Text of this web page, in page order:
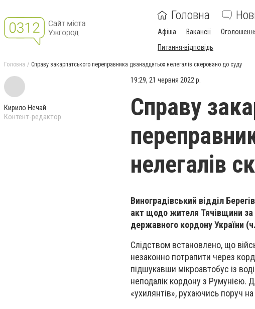
Головна
Афіша Вакансії
Питання-відповідь
Головна Справу закарпатського переправника дванадцятьох нелегалів cкеровано до суду
Кирило Нечай
Контент-редактор
19:29, 21 червня 2022 р.
Справу
нелегалів
Виноградівський відділ
акт щодо жителя Тячівщини за
державного кордону України
Слідством встановлено, що
незаконно потрапити через
підшукавши мікроавтобус із
неподалік кордону з Румунією.
«ухилянтів», рухаючись поруч